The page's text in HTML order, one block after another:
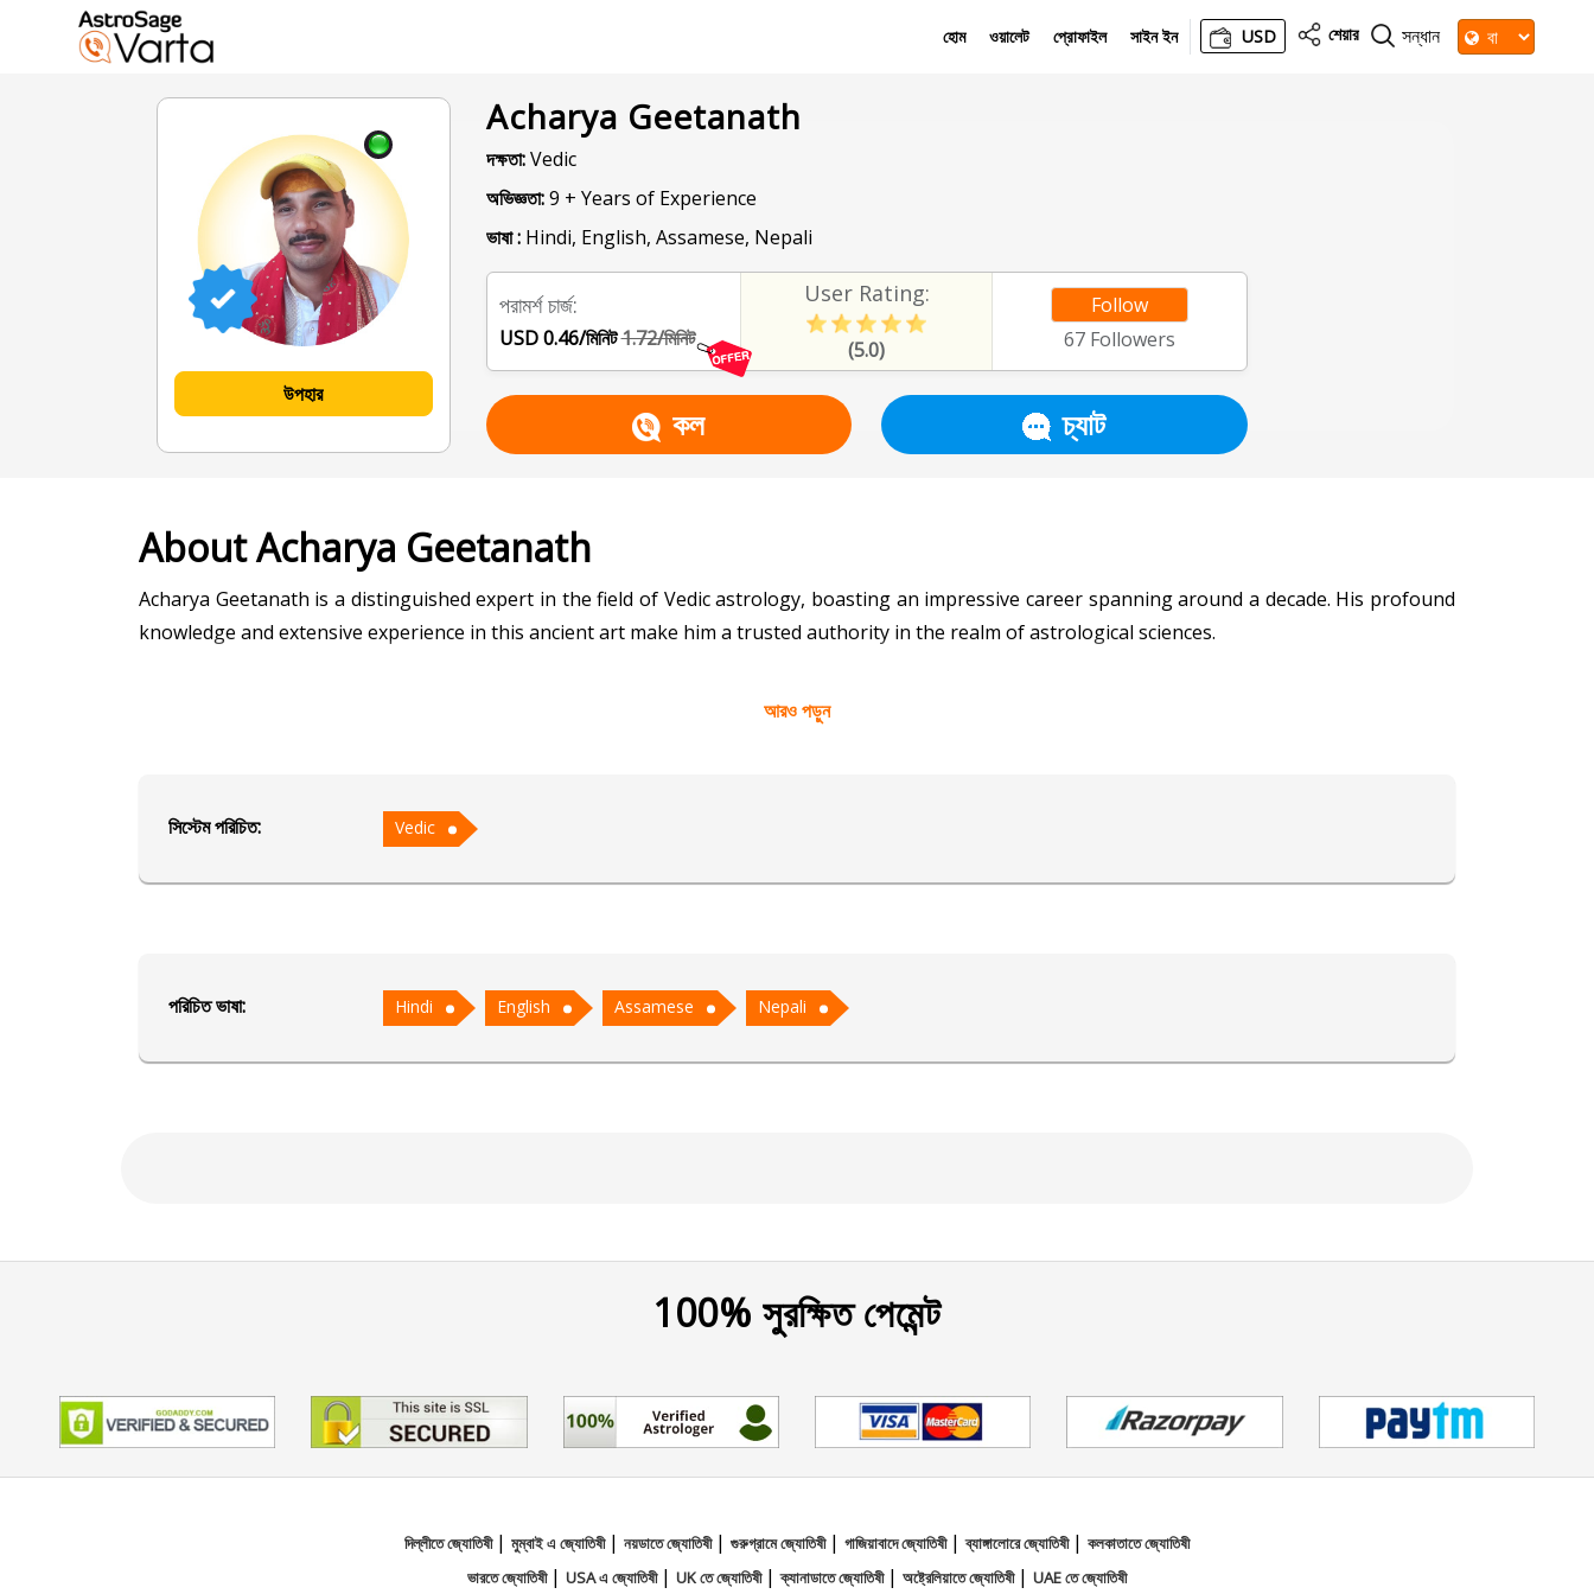
হোম ওয়ালেট প্রোফাইল সাইন ইন USD শেয়ার সন্ধান
উপহার
Acharya Geetanath
দক্ষতা:Vedic
অভিজ্ঞতা:9 + Years of Experience
ভাষা :Hindi, English, Assamese, Nepali
পরামর্শ চার্জ:
USD 0.46/মিনিট1.72/মিনিট
User Rating:
(5.0)
Follow
67Followers
কল চ্যাট
About Acharya Geetanath
Acharya Geetanath is a distinguished expert in the field of Vedic astrology, boasting an impressive career spanning around a decade. His profound
knowledge and extensive experience in this ancient art make him a trusted authority in the realm of astrological sciences.
With a decade of dedicated practice, Acharya Geetanath has delved deep into the intricate principles of Vedic astrology, enabling him to provide
valuable insights into individuals' lives. He possesses the skill to decipher celestial configurations and their influence on one's destiny, offering
Acharya Geetanath's commitment to the study and application of Vedic astrology has earned him a reputation as a reliable source of astrological
Vedic
আরও পড়ুন
সিস্টেম পরিচিত: Vedic
পরিচিত ভাষা: Hindi English Assamese Nepali
100% সুরক্ষিত পেমেন্ট
দিল্লীতে জ্যোতিষী | মুম্বাই এ জ্যোতিষী | নয়ডাতে জ্যোতিষী | গুরুগ্রামে জ্যোতিষী | গাজিয়াবাদে জ্যোতিষী |ব্যাঙ্গালোরে জ্যোতিষী | কলকাতাতে জ্যোতিষী
ভারতে জ্যোতিষী | USA এ জ্যোতিষী | UK তে জ্যোতিষী |ক্যানাডাতে জ্যোতিষী | অষ্ট্রেলিয়াতে জ্যোতিষী | UAE তে জ্যোতিষী